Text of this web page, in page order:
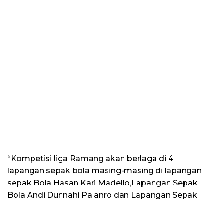
“Kompetisi liga Ramang akan berlaga di 4
lapangan sepak bola masing-masing di lapangan
sepak Bola Hasan Kari Madello,Lapangan Sepak
Bola Andi Dunnahi Palanro dan Lapangan Sepak